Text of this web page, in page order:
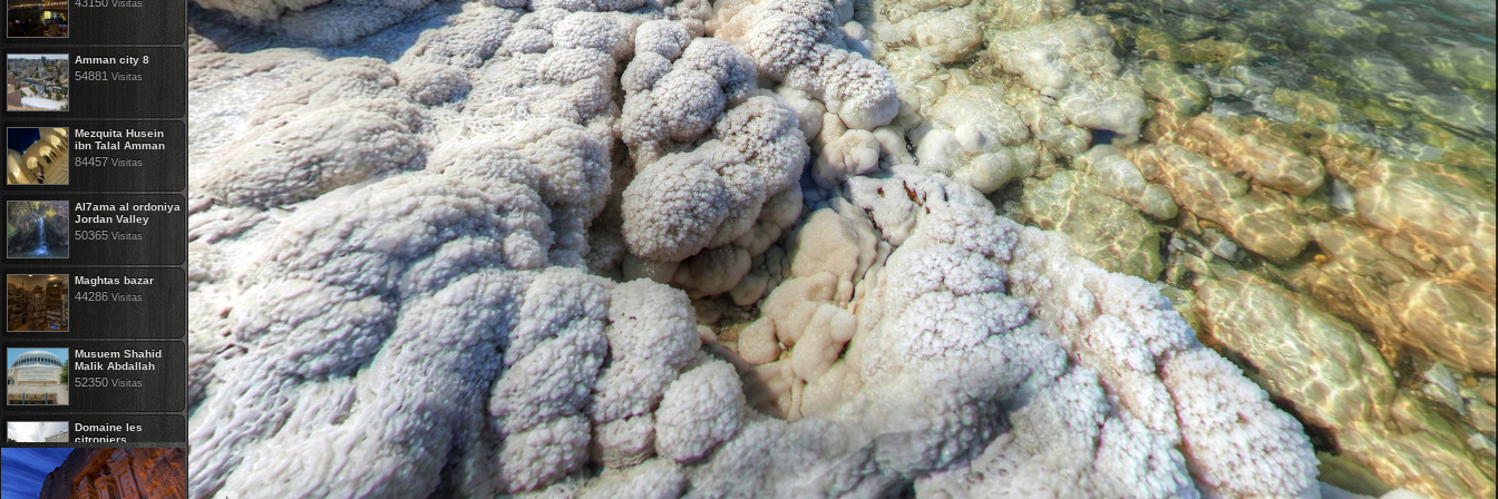
Visitas
Amman city 8
54881 Visitas
Mezquita Husein
ibn Talal Amman
84457 Visitas
Al7ama al ordoniya
Jordan Valley
50365 Visitas
Maghtas bazar
44286 Visitas
Musuem Shahid
Malik Abdallah
52350 Visitas
Domaine les
citroniers
10292Visitas